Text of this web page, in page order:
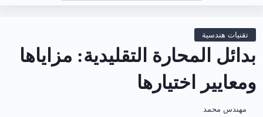
تقنيات هندسية
بدائل المحارة التقليدية: مزاياها
ومعايير اختيارها
مهندس محمد